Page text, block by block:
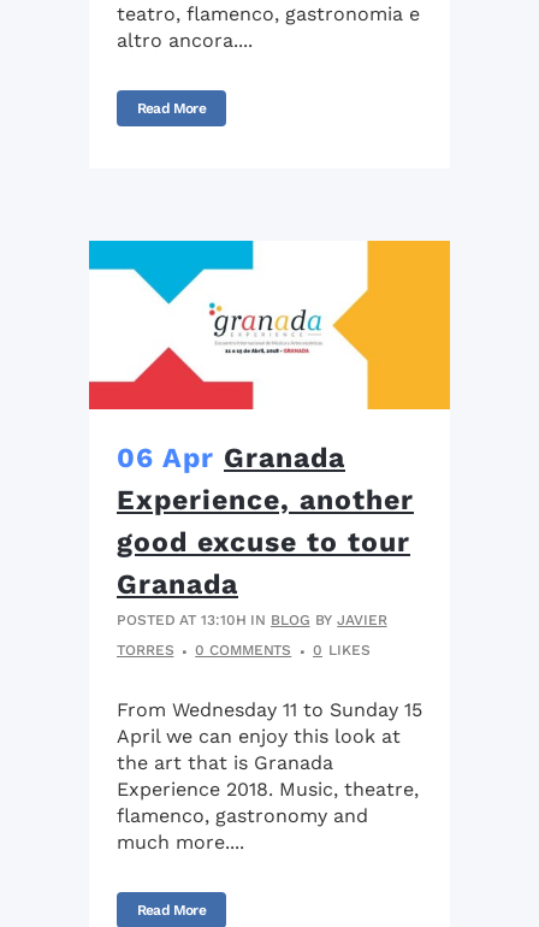
teatro, flamenco, gastronomia e
altro ancora....
Read More
06 Apr Granada
Experience, another
good excuse to tour
Granada
POSTED AT 13:10H IN BLOG BYJAVIER
TORRES
0 COMMENTS 0 LIKES
From Wednesday 11 to Sunday 15
April we can enjoy this look at
the art that is Granada
Experience 2018. Music, theatre,
flamenco, gastronomy and
much more....
Read More